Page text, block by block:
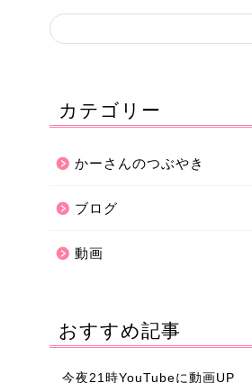
カテゴリー
かーさんのつぶやき
ブログ
動画
おすすめ記事
今夜21時YouTubeに動画UP